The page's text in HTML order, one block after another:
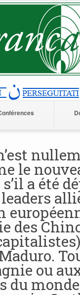
le
a été
des
ou